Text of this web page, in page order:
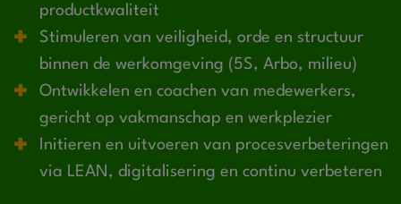
productkwaliteit
Stimuleren van veiligheid, orde en structuur
binnen de werkomgeving (5S, Arbo, milieu)
Ontwikkelen en coachen van medewerkers,
gericht op vakmanschap en werkplezier
Initieren en uitvoeren van procesverbeteringen
via LEAN, digitalisering en continu verbeteren